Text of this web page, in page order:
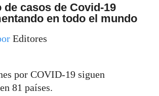
de casos de Covid-19
en todo el mundo
Editores
por COVID-19 siguen
81 países.